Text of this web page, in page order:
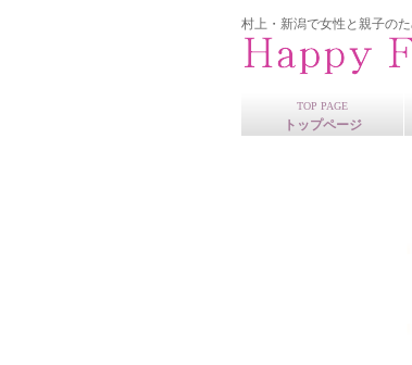
村上・新潟で女性と親子の
TOP PAGE
トップページ